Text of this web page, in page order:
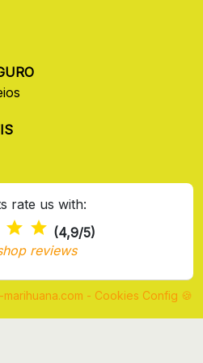
rate us with:
(4,9/5)
reviews
- Cookies Config 🍪